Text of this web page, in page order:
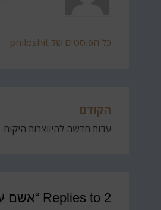
כל הפוסטים של philoshit
ניווט
הקודם
עדות חדשה להיווצרות היקום
2 Replies to “אשם עד שהוכח אחרת”